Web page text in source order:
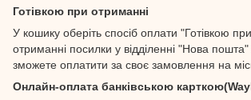
Готівкою при отриманні
У кошику оберіть спосіб оплати "Готівкою
отриманні посилки у відділенні "Нова
зможете оплатити за своє замовлення на
Онлайн-оплата банківською